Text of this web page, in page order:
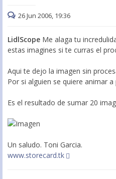
26 Jun 2006, 19:36
LidlScope Me alaga tu
estas imagines si te curras el
Aqui te dejo la imagen sin
Por si alguien se quiere animar a
Es el resultado de sumar 20
Un saludo. Toni Garcia.
www.storecard.tk